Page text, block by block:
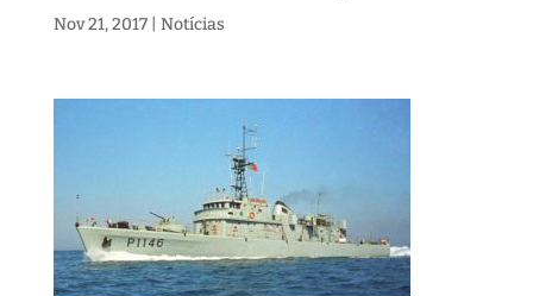
Nov 21, 2017| Notícias